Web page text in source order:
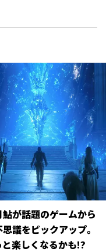
が話題のゲームから
議をピックアップ。
楽しくなるかも!?